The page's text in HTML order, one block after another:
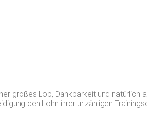
großes Lob, Dankbarkeit und
den Lohn ihrer unzähligen